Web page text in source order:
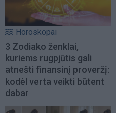
Horoskopai
3 Zodiako ženklai,
kuriems rugpjūtis gali
atnešti finansinį proveržį:
kodėl verta veikti būtent
dabar